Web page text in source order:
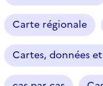
Carte régionale
Cartes, données